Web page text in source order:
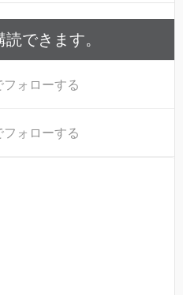
できます。
フォローする
フォローする